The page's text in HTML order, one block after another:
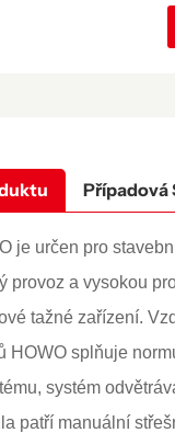
Případová
je určen pro
provoz a vysokou
tažné zařízení.
HOWO splňuje
systém
patří manuální